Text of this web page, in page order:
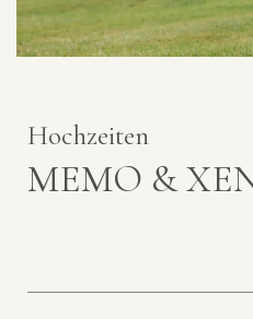
Hochzeiten
MEMO &